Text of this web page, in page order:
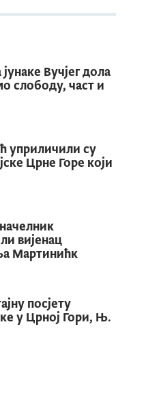
у крајње
условима, уз
патролних
док је
у хеликоптеру
се за помоћ у
поморске
информације
изгубила
лоших
Вучјег дола
слободу, част и
уприличили су
Црне Горе који
вијенац
Мартинићк
посјету
у Црној Гори, Њ.